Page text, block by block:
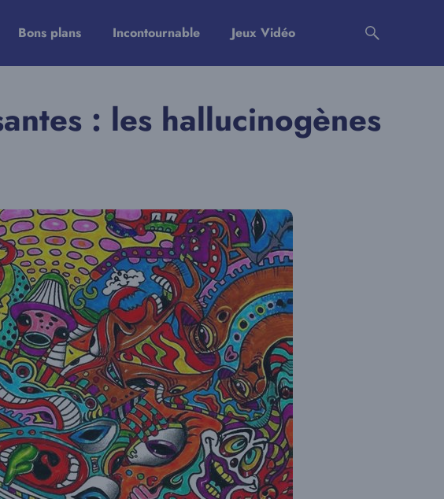
Bons plans Incontournable Jeux Vidéo
: les hallucinogènes